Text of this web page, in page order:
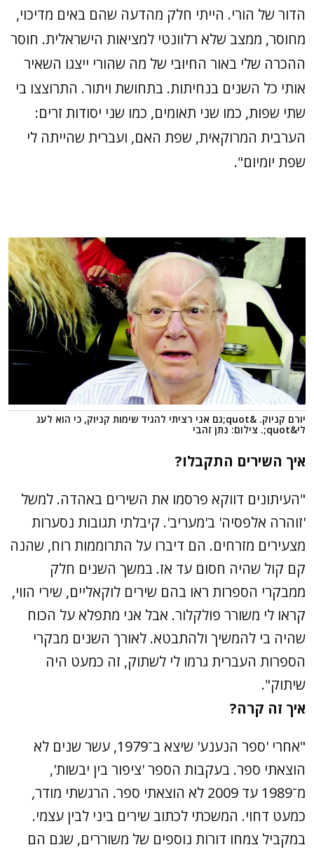
הדור של הורי. הייתי חלק מהדעה שהם באים מדיכוי,
מחוסר, ממצב שלא רלוונטי למציאות הישראלית. חוסר
ההכרה שלי באור החיובי של מה שהורי ייצגו השאיר
אותי כל השנים בנחיתות. בתחושת ויתור. התרוצצו בי
שתי שפות, כמו שני תאומים, כמו שני יסודות זרים:
הערבית המרוקאית, שפת האם, ועברית שהייתה לי
שפת יומיום".
יורם קניוק. &quot;גם אני רציתי להגיד שימות קניוק, כי הוא לעג
לי&quot;. צילום: נתן זהבי
איך השירים התקבלו?
"העיתונים דווקא פרסמו את השירים באהדה. למשל
'זוהרה אלפסיה' ב'מעריב'. קיבלתי תגובות נסערות
מצעירים מזרחים. הם דיברו על התרוממות רוח, שהנה
קם קול שהיה חסום עד אז. במשך השנים חלק
ממבקרי הספרות ראו בהם שירים לוקאליים, שירי הווי,
קראו לי משורר פולקלור. אבל אני מתפלא על הכוח
שהיה בי להמשיך ולהתבטא. לאורך השנים מבקרי
הספרות העברית גרמו לי לשתוק, זה כמעט היה
שיתוק".
איך זה קרה?
"אחרי 'ספר הנענע' שיצא ב־1979, עשר שנים לא
הוצאתי ספר. בעקבות הספר 'ציפור בין יבשות',
מ־1989 עד 2009 לא הוצאתי ספר. הרגשתי מודר,
כמעט דחוי. המשכתי לכתוב שירים ביני לבין עצמי.
במקביל צמחו דורות נוספים של משוררים, שגם הם